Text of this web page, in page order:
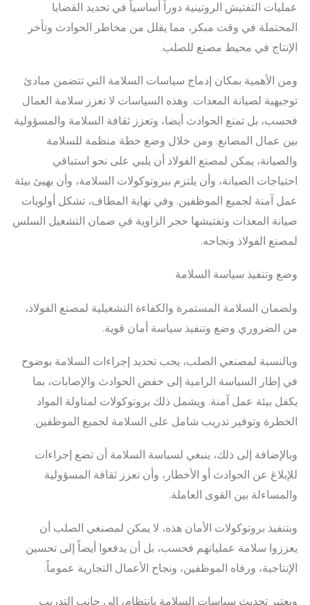
عمليات التفتيش الروتينية دوراً أساسياً في تحديد القضايا
المحتملة في وقت مبكر، مما يقلل من مخاطر الحوادث وتأخر
الإنتاج في محيط مصنع للصلب.
ومن الأهمية بمكان إدماج سياسات السلامة التي تتضمن مبادئ
توجيهية لصيانة المعدات. وهذه السياسات لا تعزز سلامة العمال
فحسب، بل تمنع الحوادث أيضا، وتعزز ثقافة السلامة والمسؤولية
بين عمال المصانع. ومن خلال وضع خطة منظمة للسلامة
والصيانة، يمكن لمصنع الفولاذ أن يلبي على نحو استباقي
احتياجات الصيانة، وأن يلتزم ببروتوكولات السلامة، وأن يهيئ بيئة
عمل آمنة لجميع الموظفين. وفي نهاية المطاف، تشكل أولويات
صيانة المعدات وتفتيشها حجر الزاوية في ضمان التشغيل السلس
لمصنع الفولاذ ونجاحه.
وضع وتنفيذ سياسة السلامة
ولضمان السلامة المستمرة والكفاءة التشغيلية لمصنع الفولاذ،
من الضروري وضع وتنفيذ سياسة أمان قوية.
وبالنسبة لمصنعي الصلب، يجب تحديد إجراءات السلامة بوضوح
في إطار السياسة الرامية إلى خفض الحوادث والإصابات، بما
يكفل بيئة عمل آمنة. ويشمل ذلك بروتوكولات لمناولة المواد
الخطرة وتوفير تدريب شامل على السلامة لجميع الموظفين.
وبالإضافة إلى ذلك، ينبغي لسياسة السلامة أن تضع إجراءات
للإبلاغ عن الحوادث أو الأخطار، وأن تعزز ثقافة المسؤولية
والمساءلة بين القوى العاملة.
وبتنفيذ بروتوكولات الأمان هذه، لا يمكن لمصنعي الصلب أن
يعززوا سلامة عملياتهم فحسب، بل أن يدفعوا أيضاً إلى تحسين
الإنتاجية، ورفاه الموظفين، ونجاح الأعمال التجارية عموماً.
ويعتبر تحديث سياسات السلامة بانتظام، إلى جانب التدريب